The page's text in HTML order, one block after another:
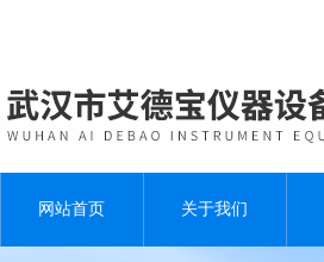
网站首页 关于我们